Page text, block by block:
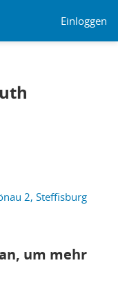
Einloggen
2, Steffisburg
um mehr